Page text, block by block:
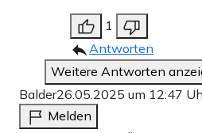
1
Antworten
Weitere Antworten
Balder26.05.2025 um 12:47
Melden